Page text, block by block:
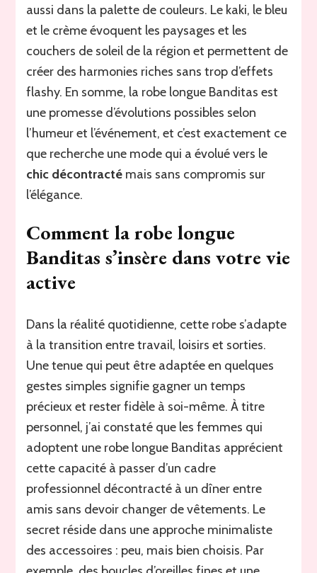
aussi dans la palette de couleurs. Le kaki, le bleu
et le crème évoquent les paysages et les
couchers de soleil de la région et permettent de
créer des harmonies riches sans trop d’effets
flashy. En somme, la robe longue Banditas est
une promesse d’évolutions possibles selon
l’humeur et l’événement, et c’est exactement ce
que recherche une mode qui a évolué vers le
chic décontracté mais sans compromis sur
l’élégance.
Comment la robe longue
Banditas s’insère dans votre vie
active
Dans la réalité quotidienne, cette robe s’adapte
à la transition entre travail, loisirs et sorties.
Une tenue qui peut être adaptée en quelques
gestes simples signifie gagner un temps
précieux et rester fidèle à soi-même. À titre
personnel, j’ai constaté que les femmes qui
adoptent une robe longue Banditas apprécient
cette capacité à passer d’un cadre
professionnel décontracté à un dîner entre
amis sans devoir changer de vêtements. Le
secret réside dans une approche minimaliste
des accessoires : peu, mais bien choisis. Par